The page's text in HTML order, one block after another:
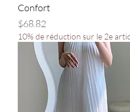
Confort
Price
$68.82
10% de réduction sur le 2e